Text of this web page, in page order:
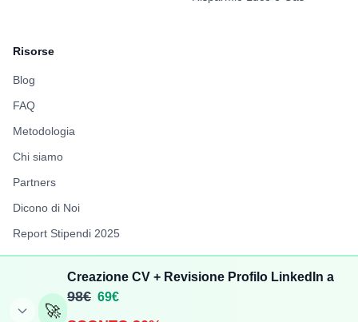
🚀
Creazione CV + Revisione Profilo LinkedIn a
98€ 69€
Risorse
Blog
FAQ
Metodologia
Chi siamo
Partners
Dicono di Noi
Report Stipendi 2025
FuffAnnuncio